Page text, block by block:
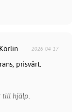
2026-04-17
prisvärt.
till hjälp.